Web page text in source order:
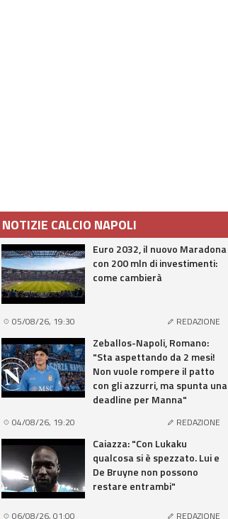
NOTIZIE CALCIO NAPOLI
Euro 2032, il nuovo Maradona
con 200 mln di investimenti:
come cambierà
05/08/26, 19:30 REDAZIONE
Zeballos-Napoli, Romano:
"Sta aspettando da 2 mesi!
Non vuole rompere il patto
con gli azzurri, ma spunta una
deadline per Manna"
04/08/26, 19:20 REDAZIONE
Caiazza: "Con Lukaku
qualcosa si è spezzato. Lui e
De Bruyne non possono
restare entrambi"
06/08/26, 01:00 REDAZIONE